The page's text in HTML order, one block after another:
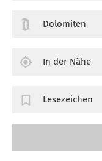
Dolomiten
In der Nähe
Lesezeichen